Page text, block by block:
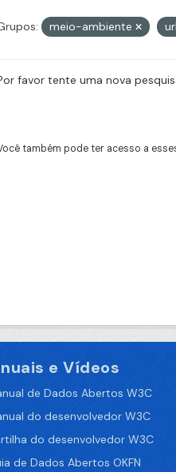
meio-ambiente
favor tente uma nova
também pode ter acesso a
e Vídeos
de Dados Abertos W3C
do desenvolvedor W3C
do desenvolvedor W3C
de Dados Abertos OKFN